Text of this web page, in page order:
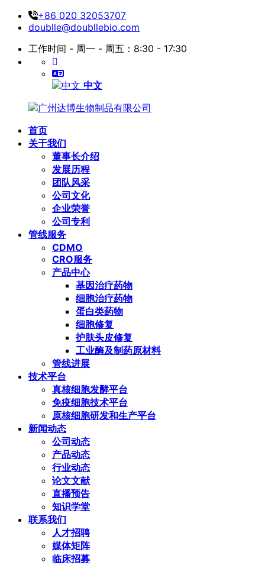
+86 020 32053707
doublle@doubllebio.com
工作时间 - 周一 - 周五：8:30 - 17:30
中文
首页
关于我们
董事长介绍
发展历程
团队风采
公司文化
企业荣誉
公司专利
管线服务
CDMO
CRO服务
产品中心
基因治疗药物
细胞治疗药物
蛋白类药物
细胞修复
护肤头皮修复
工业酶及制药原材料
管线进展
技术平台
真核细胞发酵平台
免疫细胞技术平台
原核细胞研发和生产平台
新闻动态
公司动态
产品动态
行业动态
论文文献
直播预告
知识学堂
联系我们
人才招聘
媒体矩阵
临床招募